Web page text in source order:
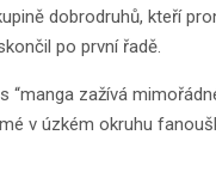
dobrodruhů, kteří
po první řadě.
zažívá
v úzkém okruhu